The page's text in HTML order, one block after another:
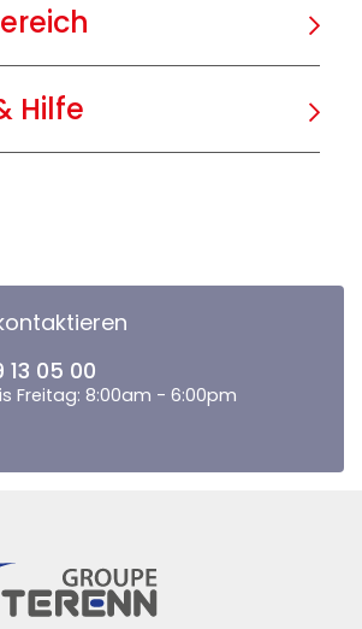
Hilfe
13 05 00
Freitag: 8:00am - 6:00pm